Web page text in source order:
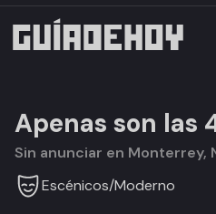
Apenas son las
Sin anunciar en Monterrey,
Escénicos/Moderno